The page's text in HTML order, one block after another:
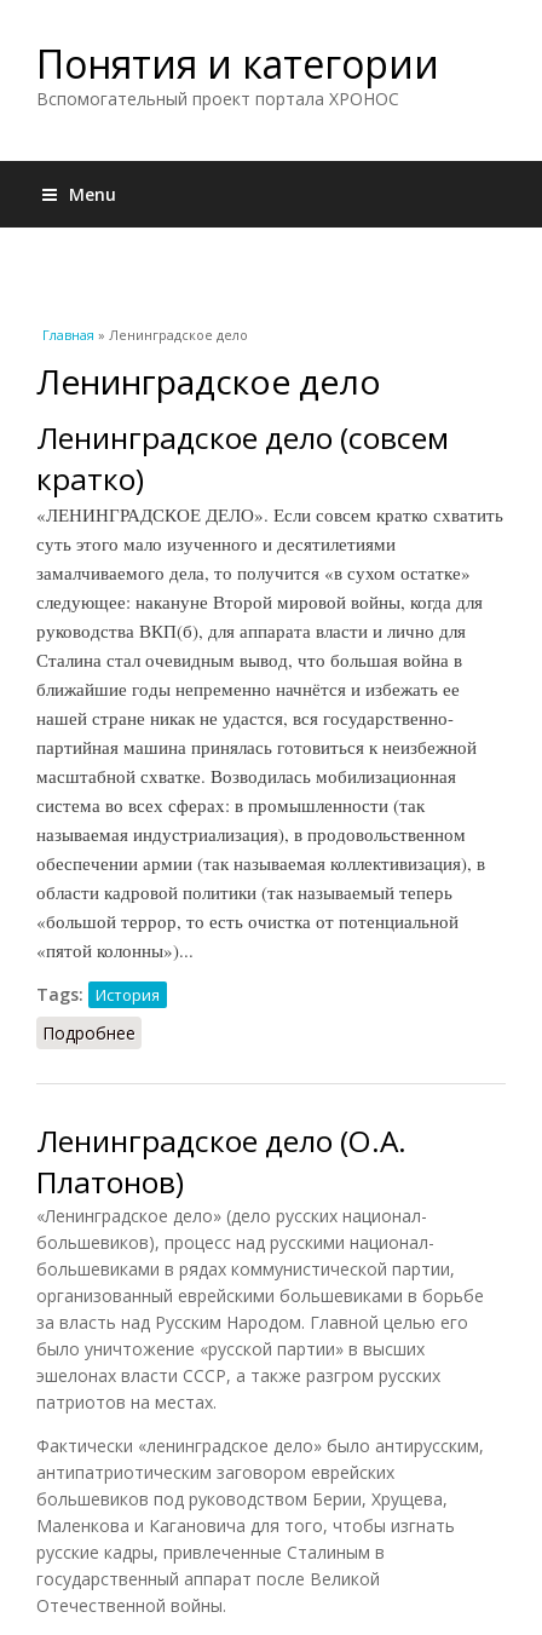
Понятия и категории
Вспомогательный проект портала ХРОНОС
Menu
Вы здесь
Главная » Ленинградское дело
Ленинградское дело
Ленинградское дело (совсем
кратко)
«ЛЕНИНГРАДСКОЕ ДЕЛО». Если совсем кратко схватить
суть этого мало изученного и десятилетиями
замалчиваемого дела, то получится «в сухом остатке»
следующее: накануне Второй мировой войны, когда для
руководства ВКП(б), для аппарата власти и лично для
Сталина стал очевидным вывод, что большая война в
ближайшие годы непременно начнётся и избежать ее
нашей стране никак не удастся, вся государственно-
партийная машина принялась готовиться к неизбежной
масштабной схватке. Возводилась мобилизационная
система во всех сферах: в промышленности (так
называемая индустриализация), в продовольственном
обеспечении армии (так называемая коллективизация), в
области кадровой политики (так называемый теперь
«большой террор, то есть очистка от потенциальной
«пятой колонны»)...
Tags: История
Подробнее
Ленинградское дело (О.А.
Платонов)
«Ленинградское дело» (дело русских национал-
большевиков), процесс над русскими национал-
большевиками в рядах коммунистической партии,
организованный еврейскими большевиками в борьбе
за власть над Русским Народом. Главной целью его
было уничтожение «русской партии» в высших
эшелонах власти СССР, а также разгром русских
патриотов на местах.
Фактически «ленинградское дело» было антирусским,
антипатриотическим заговором еврейских
большевиков под руководством Берии, Хрущева,
Маленкова и Кагановича для того, чтобы изгнать
русские кадры, привлеченные Сталиным в
государственный аппарат после Великой
Отечественной войны.